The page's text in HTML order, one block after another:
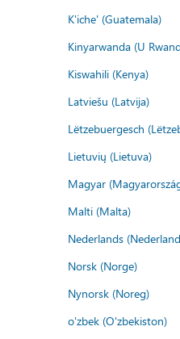
K'iche' (Guatemala)
Kinyarwanda (U
Kiswahili (Kenya)
Latviešu (Latvija)
Lëtzebuergesch
Lietuvių (Lietuva)
Magyar
Malti (Malta)
Nederlands
Norsk (Norge)
Nynorsk (Noreg)
o'zbek (O'zbekiston)